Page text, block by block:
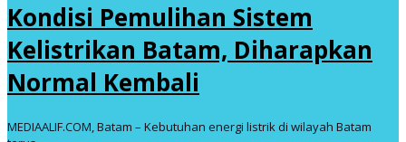
Kondisi Pemulihan Sistem
Kelistrikan Batam, Diharapkan
Normal Kembali
MEDIAALIF.COM, Batam – Kebutuhan energi listrik di wilayah Batam